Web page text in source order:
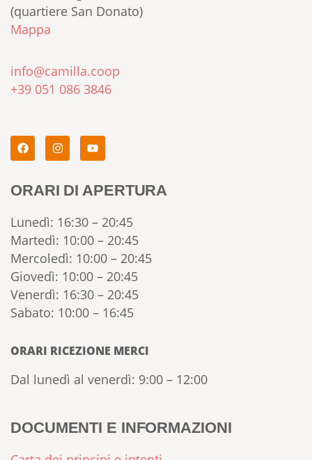
(quartiere San Donato)
Mappa
info@camilla.coop
+39 051 086 3846
ORARI DI APERTURA
Lunedì: 16:30 – 20:45
Martedì: 10:00 – 20:45
Mercoledì: 10:00 – 20:45
Giovedì: 10:00 – 20:45
Venerdì: 16:30 – 20:45
Sabato: 10:00 – 16:45
ORARI RICEZIONE MERCI
Dal lunedì al venerdì: 9:00 – 12:00
DOCUMENTI E INFORMAZIONI